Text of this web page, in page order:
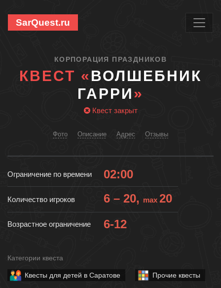
SarQuest.ru
КОРПОРАЦИЯ ПРАЗДНИКОВ
КВЕСТ «ВОЛШЕБНИК
ГАРРИ»
Квест закрыт
Фото Описание Адрес Отзывы
Ограничение по времени 02:00
Количество игроков 6 – 20, max 20
Возрастное ограничение 6-12
Категории квеста
Квесты для детей в Саратове Прочие квесты